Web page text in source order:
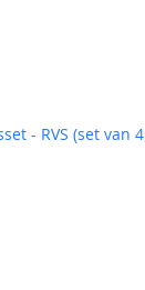
- RVS (set van 4